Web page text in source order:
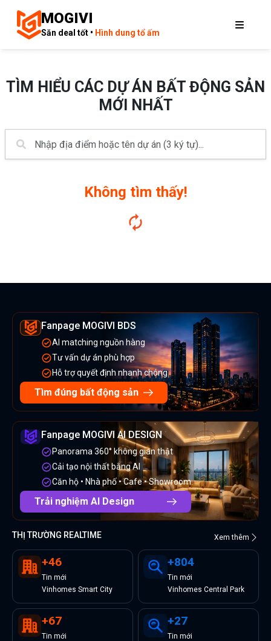
MOGIVI
Săn deal tốt • Hình dung tổ ấm
TÌM HIỂU CÁC DỰ ÁN BẤT ĐỘNG SẢN
MỚI NHẤT
Không tìm thấy!
Fanpage MOGIVI BDS
AI matching nguồn hàng
Tư vấn dự án phù hợp
Hỗ trợ quyết định nhanh chóng
Tìm đúng bất động sản
Fanpage MOGIVI AI DESIGN
Panorama 360° không gian thật
Cải tạo nội thất bằng AI
Căn hộ • Nhà phố • Cafe • Showroom
Trải nghiệm AI Design
THỊ TRƯỜNG REALTIME Xem thêm
+46
Tin mới
Vinhomes Smart City
+804
Tin mới
Vinhomes Central Park
+67
Tin mới
+27
Tin mới